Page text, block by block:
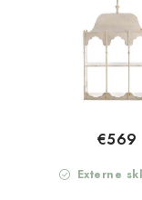
Externe
€569